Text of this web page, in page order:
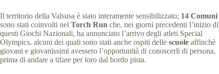
Il territorio della Valsusa è stato interamente sensibilizzato; 14 Comuni
sono stati coinvolti nel Torch Run che, nei giorni precedenti l’inizio di
questi Giochi Nazionali, ha annunciato l’arrivo degli atleti Special
Olympics, alcuni dei quali sono stati anche ospiti delle scuole affinchè
giovani e giovanissimi avessero l’opportunità di conoscerli di persona,
prima di andare a tifare per loro dal bordo pista.